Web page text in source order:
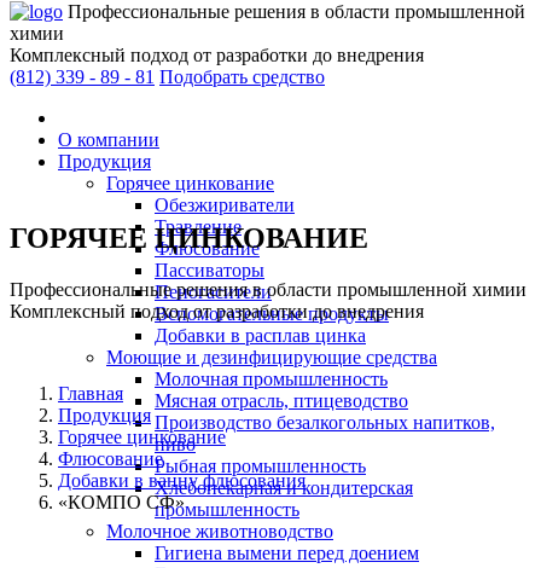
Профессиональные решения в области промышленной
химии
Комплексный подход от разработки до внедрения
(812) 339 - 89 - 81 Подобрать средство
О компании
Продукция
Горячее цинкование
Обезжириватели
Травление
Флюсование
Пассиваторы
Пеногасители
Вспомогательные продукты
Добавки в расплав цинка
Моющие и дезинфицирующие средства
Молочная промышленность
Мясная отрасль, птицеводство
Производство безалкогольных напитков,
пиво
Рыбная промышленность
Хлебопекарная и кондитерская
промышленность
Молочное животноводство
Гигиена вымени перед доением
ГОРЯЧЕЕ ЦИНКОВАНИЕ
Профессиональные решения в области промышленной химии
Комплексный подход от разработки до внедрения
Главная
Продукция
Горячее цинкование
Флюсование
Добавки в ванну флюсования
«КОМПО СФ»